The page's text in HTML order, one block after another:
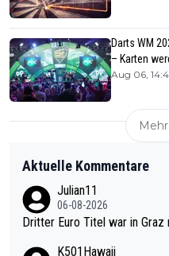
Darts WM
– Karten
Aug 06,
Aktuelle Kommentare
Julian11
06-08-2026
Dritter Euro Titel war in Graz
K501Hawaii